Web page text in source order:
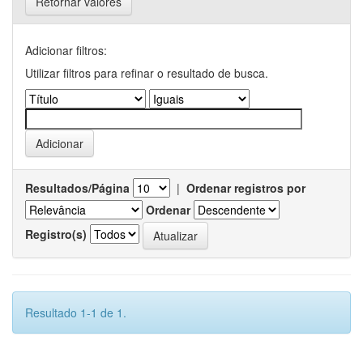
Adicionar filtros:
Utilizar filtros para refinar o resultado de busca.
Resultados/Página | Ordenar registros por
Ordenar
Registro(s)
Resultado 1-1 de 1.